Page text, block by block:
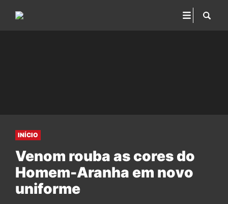
INÍCIO
Venom rouba as cores do
Homem-Aranha em novo
uniforme